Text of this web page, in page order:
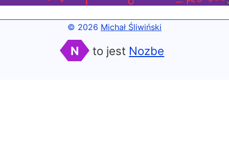
© 2026 Michał Śliwiński
N to jest Nozbe